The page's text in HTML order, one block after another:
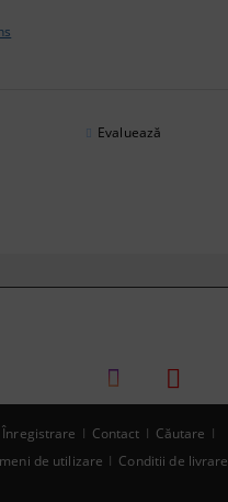
Evaluează
Înregistrare Contact
Căutare
de utilizare
Conditii de livrare